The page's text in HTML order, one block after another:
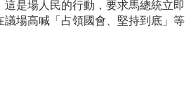
是場人民的行動，要求馬總統立即
議場高喊「占領國會、堅持到底」等